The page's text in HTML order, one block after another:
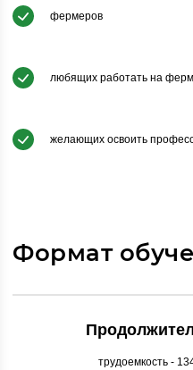
фермеров
любящих работать на
желающих освоить
Формат
трудоемкость -